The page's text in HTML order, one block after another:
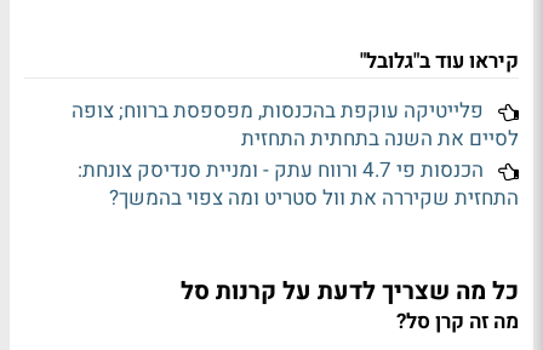
קיראו עוד ב"גלובל"
פלייטיקה עוקפת בהכנסות, מפספסת ברווח; צופה
לסיים את השנה בתחתית התחזית
הכנסות פי 4.7 ורווח עתק - ומניית סנדיסק צונחת:
התחזית שקיררה את וול סטריט ומה צפוי בהמשך?
כל מה שצריך לדעת על קרנות סל
מה זה קרן סל?